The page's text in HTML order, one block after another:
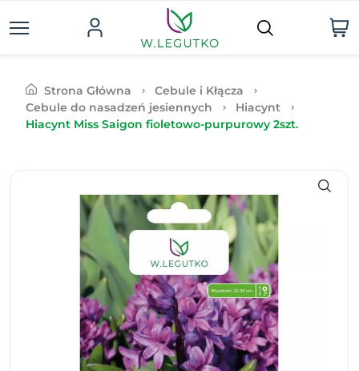
Strona Główna
Cebule i Kłącza
Cebule do nasadzeń jesiennych
Hiacynt
Hiacynt Miss Saigon fioletowo-purpurowy 2szt.